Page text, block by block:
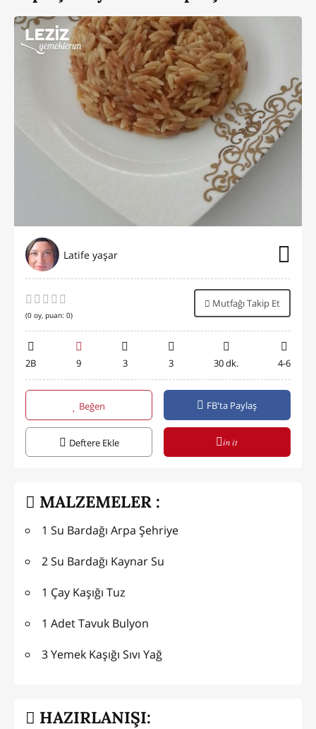
Latife yaşar
(0 oy, puan: 0)
Mutfağı Takip Et
2B 9 3 3 30 dk. 4-6
Beğen FB'ta Paylaş
Deftere Ekle in it
MALZEMELER :
1 Su Bardağı Arpa Şehriye
2 Su Bardağı Kaynar Su
1 Çay Kaşığı Tuz
1 Adet Tavuk Bulyon
3 Yemek Kaşığı Sıvı Yağ
HAZIRLANIŞI: